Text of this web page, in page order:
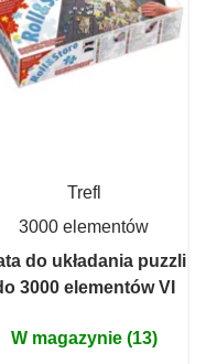
Trefl
3000 elementów
do układania puzzli
3000 elementów VI
W magazynie (13)